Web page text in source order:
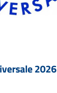
2026